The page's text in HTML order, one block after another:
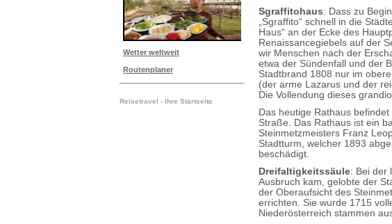
Sgraffitohaus: Dass zu
„Sgraffito“ schnell in die
Haus“ an der Ecke des
Renaissancegiebels auf der
wir Menschen nach der
etwa der Sündenfall und der
Stadtbrand 1808 nur im
(der arme Lazarus und der
Die Vollendung dieses
Das heutige Rathaus
Straße. Das Rathaus ist ein
Steinmetzmeisters Franz
Stadtturm, welcher 1893
beschädigt.
Dreifaltigkeitssäule: Bei der
Ausbruch kam, gelobte der
der Oberaufsicht des
errichten. Sie wurde 1715
Niederösterreich stammen
Wetter weltweit
Routenplaner
Reisetravel - Ihre Startseite